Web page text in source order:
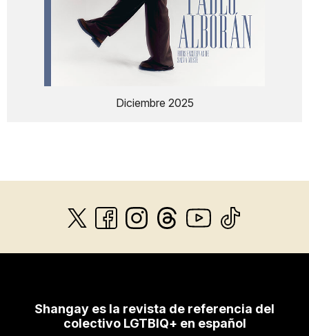
Diciembre 2025
Shangay es la revista de referencia del
colectivo LGTBIQ+ en español